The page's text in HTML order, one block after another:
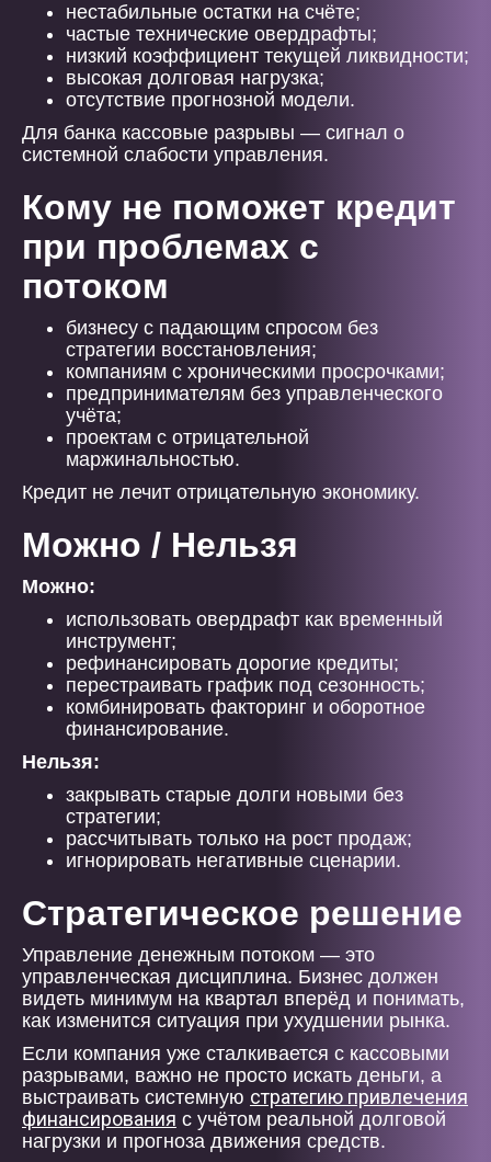
нестабильные остатки на счёте;
частые технические овердрафты;
низкий коэффициент текущей ликвидности;
высокая долговая нагрузка;
отсутствие прогнозной модели.
Для банка кассовые разрывы — сигнал о
системной слабости управления.
Кому не поможет кредит
при проблемах с
потоком
бизнесу с падающим спросом без
стратегии восстановления;
компаниям с хроническими просрочками;
предпринимателям без управленческого
учёта;
проектам с отрицательной
маржинальностью.
Кредит не лечит отрицательную экономику.
Можно / Нельзя
Можно:
использовать овердрафт как временный
инструмент;
рефинансировать дорогие кредиты;
перестраивать график под сезонность;
комбинировать факторинг и оборотное
финансирование.
Нельзя:
закрывать старые долги новыми без
стратегии;
рассчитывать только на рост продаж;
игнорировать негативные сценарии.
Стратегическое решение
Управление денежным потоком — это
управленческая дисциплина. Бизнес должен
видеть минимум на квартал вперёд и понимать,
как изменится ситуация при ухудшении рынка.
Если компания уже сталкивается с кассовыми
разрывами, важно не просто искать деньги, а
выстраивать системную стратегию привлечения
финансирования с учётом реальной долговой
нагрузки и прогноза движения средств.